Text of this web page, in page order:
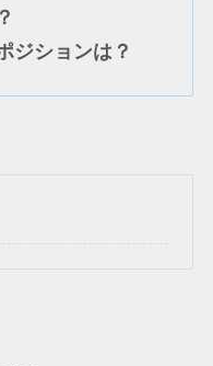
ションは？